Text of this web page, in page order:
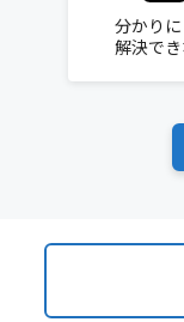
分かりに
解決で